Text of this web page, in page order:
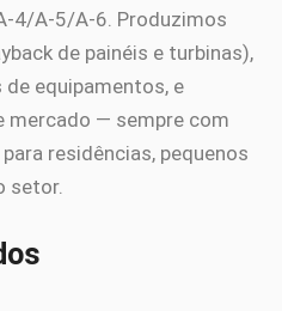
4/A-5/A-6. Produzimos
de painéis e turbinas),
equipamentos, e
mercado — sempre com
residências, pequenos
setor.